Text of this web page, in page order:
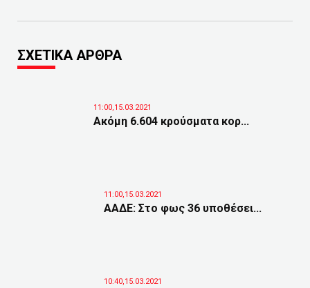
ΣΧΕΤΙΚΑ ΑΡΘΡΑ
11:00,15.03.2021
Ακόμη 6.604 κρούσματα κορ...
11:00,15.03.2021
ΑΑΔΕ: Στο φως 36 υποθέσει...
10:40,15.03.2021